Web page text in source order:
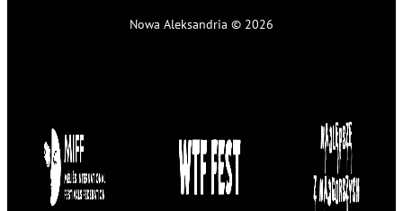
Nowa Aleksandria © 2026